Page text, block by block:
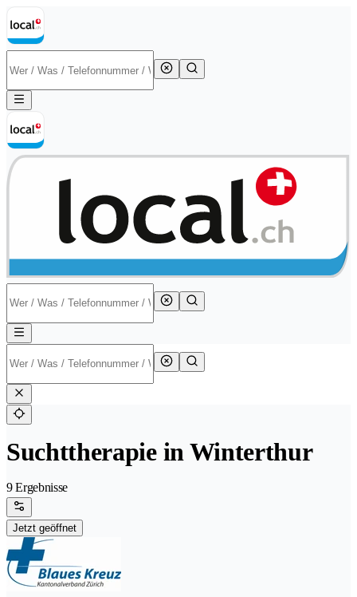
Suchttherapie in Winterthur
9 Ergebnisse
Jetzt geöffnet